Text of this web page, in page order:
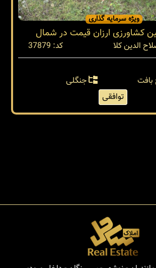
ویژه سرمایه گذاری
کشاورزی ارزان قیمت در شمال
الدین کلا
کد: 37879
بافت
جنگلی
توافقی